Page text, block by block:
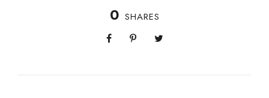
0 SHARES